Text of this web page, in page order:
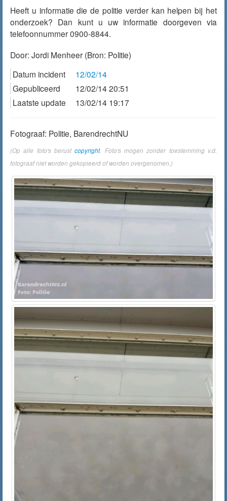
Heeft u informatie die de politie verder kan helpen bij het
onderzoek? Dan kunt u uw informatie doorgeven via
telefoonnummer 0900-8844.
Door: Jordi Menheer (Bron: Politie)
Datum incident
12/02/14
Gepubliceerd
12/02/14 20:51
Laatste update
13/02/14 19:17
Fotograaf: Politie, BarendrechtNU
(Op alle foto's berustcopyright. Foto's mogen zonder toestemming v.d.
fotograaf niet worden gekopieerd of worden overgenomen.)